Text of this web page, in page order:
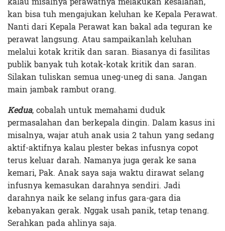
kan bisa tuh mengajukan keluhan ke Kepala Perawat.
Nanti dari Kepala Perawat kan bakal ada teguran ke
perawat langsung. Atau sampaikanlah keluhan
melalui kotak kritik dan saran. Biasanya di fasilitas
publik banyak tuh kotak-kotak kritik dan saran.
Silakan tuliskan semua uneg-uneg di sana. Jangan
main jambak rambut orang.
Kedua, cobalah untuk memahami duduk
permasalahan dan berkepala dingin. Dalam kasus ini
misalnya, wajar atuh anak usia 2 tahun yang sedang
aktif-aktifnya kalau plester bekas infusnya copot
terus keluar darah. Namanya juga gerak ke sana
kemari, Pak. Anak saya saja waktu dirawat selang
infusnya kemasukan darahnya sendiri. Jadi
darahnya naik ke selang infus gara-gara dia
kebanyakan gerak. Nggak usah panik, tetap tenang.
Serahkan pada ahlinya saja.